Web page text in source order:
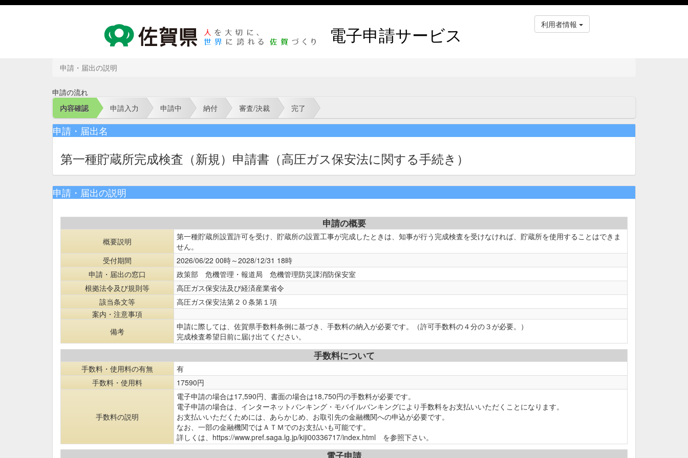
電子申請サービス
利用者情報
申請・届出の説明
申請の流れ
内容確認
申請入力 申請中 納付 審査/決裁 完了
申請・届出名
第一種貯蔵所完成検査（新規）申請書（高圧ガス保安法に関する手続き）
申請・届出の説明
申請の概要
概要説明
第一種貯蔵所設置許可を受け、貯蔵所の設置工事が完成したときは、知事が行う完成検査を受けなければ、貯蔵所を使用することはできま
せん。
受付期間
2026/06/22 00時～2028/12/31 18時
申請・届出の窓口
政策部 危機管理・報道局 危機管理防災課消防保安室
根拠法令及び規則等
高圧ガス保安法及び経済産業省令
該当条文等
高圧ガス保安法第２０条第１項
案内・注意事項
備考
申請に際しては、佐賀県手数料条例に基づき、手数料の納入が必要です。（許可手数料の４分の３が必要。）
完成検査希望日前に届け出てください。
手数料について
手数料・使用料の有無
有
手数料・使用料
17590円
手数料の説明
電子申請の場合は17,590円、書面の場合は18,750円の手数料が必要です。
電子申請の場合は、インターネットバンキング・モバイルバンキングにより手数料をお支払いいただくことになります。
お支払いいただくためには、あらかじめ、お取引先の金融機関への申込が必要です。
なお、一部の金融機関ではＡＴＭでのお支払いも可能です。
詳しくは、https://www.pref.saga.lg.jp/kiji00336717/index.html を参照下さい。
電子申請